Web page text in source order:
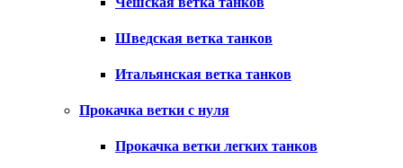
Шведская ветка танков
Итальянская ветка танков
Прокачка ветки с нуля
Прокачка ветки легких танков